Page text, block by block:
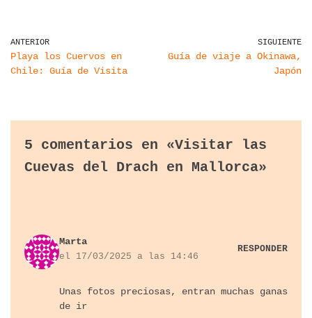
ANTERIOR
Playa los Cuervos en
Chile: Guía de Visita
SIGUIENTE
Guía de viaje a Okinawa,
Japón
5 comentarios en «Visitar las
Cuevas del Drach en Mallorca»
Marta
el 17/03/2025 a las 14:46
RESPONDER
Unas fotos preciosas, entran muchas ganas
de ir